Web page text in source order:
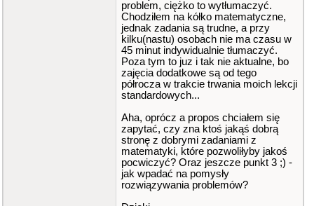
problem, ciężko to wytłumaczyć.
Chodziłem na kółko matematyczne,
jednak zadania są trudne, a przy
kilku(nastu) osobach nie ma czasu w
45 minut indywidualnie tłumaczyć.
Poza tym to juz i tak nie aktualne, bo
zajęcia dodatkowe są od tego
półrocza w trakcie trwania moich lekcji
standardowych...
Aha, oprócz a propos chciałem się
zapytać, czy zna ktoś jakąś dobrą
stronę z dobrymi zadaniami z
matematyki, które pozwoliłyby jakoś
pocwiczyć? Oraz jeszcze punkt 3 ;) -
jak wpadać na pomysły
rozwiązywania problemów?